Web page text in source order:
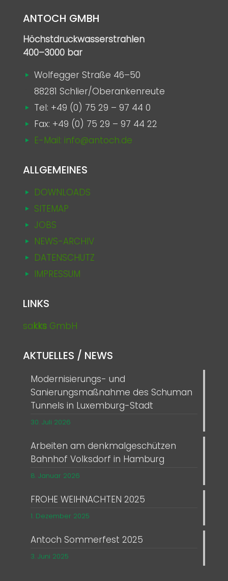
ANTOCH GMBH
Höchstdruckwasserstrahlen
400–3000 bar
Wolfegger Straße 46–50
88281 Schlier/Oberankenreute
Tel: +49 (0) 75 29 – 97 44 0
Fax: +49 (0) 75 29 – 97 44 22
E-Mail: info@antoch.de
ALLGEMEINES
DOWNLOADS
SITEMAP
JOBS
NEWS-ARCHIV
DATENSCHUTZ
IMPRESSUM
LINKS
sakks GmbH
AKTUELLES / NEWS
Modernisierungs- und
Sanierungsmaßnahme des Schuman
Tunnels in Luxemburg-Stadt
30. Juli 2026
Arbeiten am denkmalgeschützen
Bahnhof Volksdorf in Hamburg
8. Januar 2026
FROHE WEIHNACHTEN 2025
1. Dezember 2025
Antoch Sommerfest 2025
3. Juni 2025